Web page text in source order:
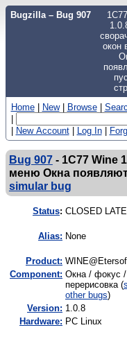
Bugzilla – Bug 907
окон
Home | New | Browse |
|
| New Account | Log In |
Bug 907 - 1С77 Wine
меню Окна
simular bug
Status: CLOSED
Alias: None
Product:
Component: Окна / фокус /
перерисовка (
other bugs)
Version: 1.0.8
Hardware: PC Linux